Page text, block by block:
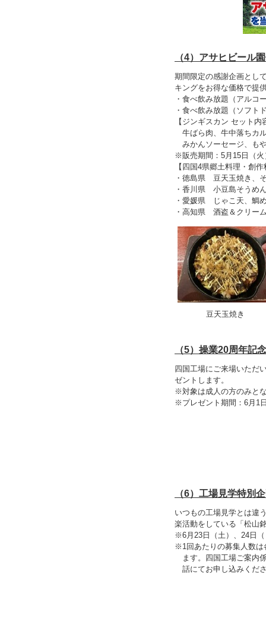
（4）アサヒビール
期間限定の感謝企画とし
キングをお得な価格で提
・食べ飲み放題（アル
・食べ飲み放題（ソフ
【ジンギスカン セット内
牛ばら肉、牛中落ちカ
みかんソーセージ、も
※販売期間：5月15日（
【四国4県郷土料理・創
・徳島県 豆天玉焼き、
・香川県 小豆島そうめ
・愛媛県 じゃこ天、鯛
・高知県 酒盗＆クリー
豆天玉焼き
（5）操業20周年記
四国工場にご来場いただ
ゼントします。
※対象は成人の方のみと
※プレゼント期間：6月1
（6）工場見学特別
いつもの工場見学とは違
楽活動をしている「松山
※6月23日（土）、24日
※1回あたりの募集人数は
ます。四国工場ご案内
話にてお申し込みくだ